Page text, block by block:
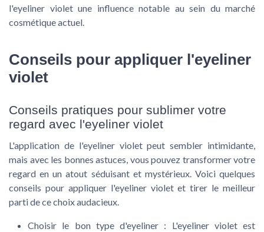
l'eyeliner violet une influence notable au sein du marché
cosmétique actuel.
Conseils pour appliquer l'eyeliner
violet
Conseils pratiques pour sublimer votre
regard avec l'eyeliner violet
L'application de l'eyeliner violet peut sembler intimidante,
mais avec les bonnes astuces, vous pouvez transformer votre
regard en un atout séduisant et mystérieux. Voici quelques
conseils pour appliquer l'eyeliner violet et tirer le meilleur
parti de ce choix audacieux.
Choisir le bon type d'eyeliner : L'eyeliner violet est